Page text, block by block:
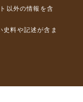
以外の情報を含
料や記述が含ま